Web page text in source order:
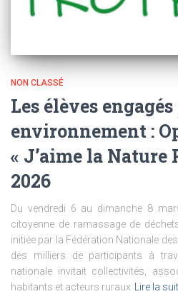
NON CLASSÉ
Les élèves
environnement :
« J’aime la Nature
2026
Du vendredi 6 au dimanche 8
citoyenne de ramassage de
initiée par la Fédération Nationale
des milliers de participants à
nationale invitait collectivités,
habitants et acteurs ruraux
Lire la